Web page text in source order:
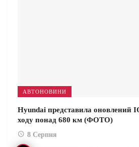
АВТОНОВИНИ
Hyundai представила оновлений
ходу понад 680 км (ФОТО)
8 Серпня